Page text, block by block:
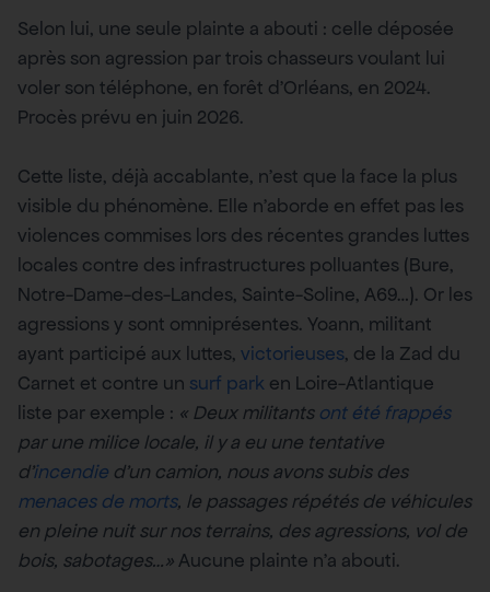
Selon lui, une seule plainte a abouti : celle déposée
après son agression par trois chasseurs voulant lui
voler son téléphone, en forêt d’Orléans, en 2024.
Procès prévu en juin 2026.
Cette liste, déjà accablante, n’est que la face la plus
visible du phénomène. Elle n’aborde en effet pas les
violences commises lors des récentes grandes luttes
locales contre des infrastructures polluantes (Bure,
Notre-Dame-des-Landes, Sainte-Soline, A69…). Or les
agressions y sont omniprésentes. Yoann, militant
ayant participé aux luttes, victorieuses, de la Zad du
Carnet et contre un surf park en Loire-Atlantique
liste par exemple : « Deux militants ont été frappés
par une milice locale, il y a eu une tentative
d’incendie d’un camion, nous avons subis des
menaces de morts, le passages répétés de véhicules
en pleine nuit sur nos terrains, des agressions, vol de
bois, sabotages…»Aucune plainte n’a abouti.